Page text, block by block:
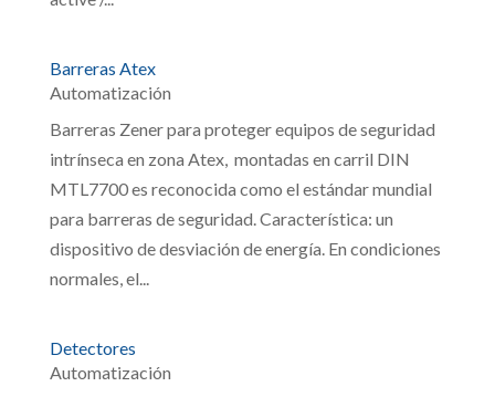
Barreras Atex
Automatización
Barreras Zener para proteger equipos de seguridad
intrínseca en zona Atex, montadas en carril DIN
MTL7700 es reconocida como el estándar mundial
para barreras de seguridad. Característica: un
dispositivo de desviación de energía. En condiciones
normales, el...
Detectores
Automatización